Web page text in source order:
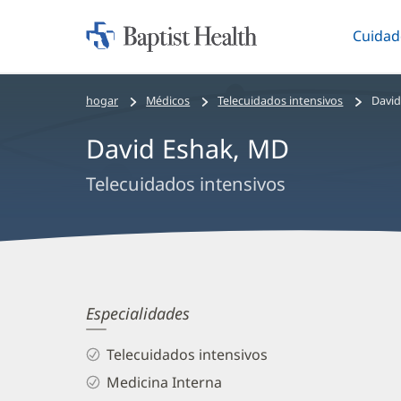
Iniciar:
Bread
navigation
hogar Médicos Telecuidados intensivos
David Eshak, MD
Telecuidados intensivos
David
Eshak,
MD
Especialidades
Telecuidados intensivos
Medicina Interna